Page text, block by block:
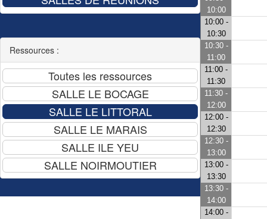
Ressources :
10:00
10:00 -
10:30
10:30 -
11:00
11:00 -
11:30
11:30 -
12:00
12:00 -
12:30
12:30 -
13:00
13:00 -
13:30
13:30 -
14:00
14:00 -